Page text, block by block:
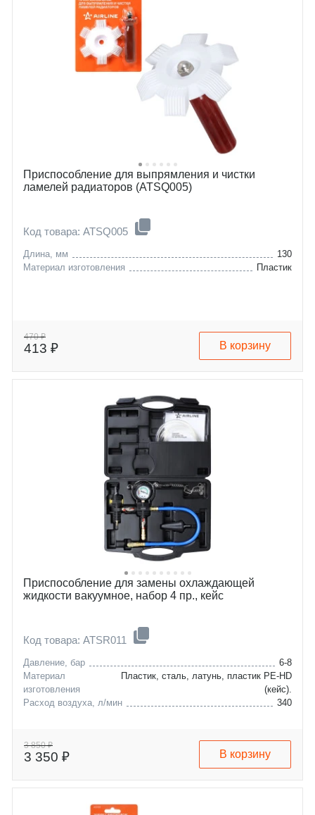
Приспособление для выпрямления и чистки
ламелей радиаторов (ATSQ005)
Код товара: ATSQ005
Длина, мм
130
Материал изготовления
Пластик
470 ₽
413 ₽ В корзину
Приспособление для замены охлаждающей
жидкости вакуумное, набор 4 пр., кейс
Код товара: ATSR011
Давление, бар
6-8
Материал
изготовления
Пластик, сталь, латунь, пластик PE-HD
(кейс).
Расход воздуха, л/мин
340
3 850 ₽
3 350 ₽ В корзину